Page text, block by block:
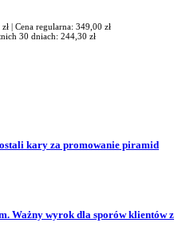
| Cena regularna: 349,00 zł
30 dniach: 244,30 zł
kary za promowanie piramid
Ważny wyrok dla sporów klientów z